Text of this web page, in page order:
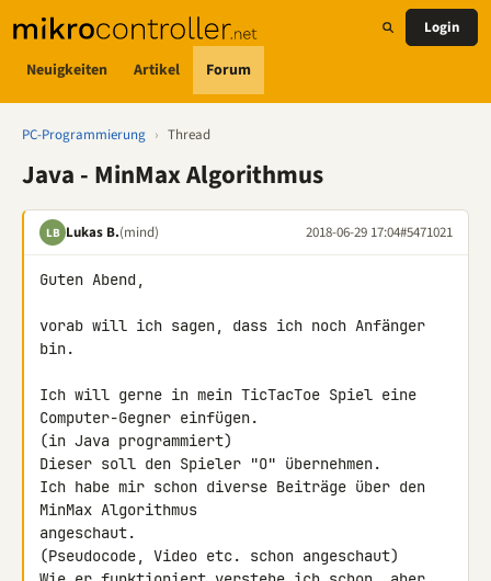
Neuigkeiten Artikel Forum
Login
PC-Programmierung › Thread
Java - MinMax Algorithmus
LB Lukas B.(mind) 2018-06-29 17:04#5471021
Guten Abend,
vorab will ich sagen, dass ich noch Anfänger
bin.
Ich will gerne in mein TicTacToe Spiel eine
Computer-Gegner einfügen.
(in Java programmiert)
Dieser soll den Spieler "O" übernehmen.
Ich habe mir schon diverse Beiträge über den
MinMax Algorithmus
angeschaut.
(Pseudocode, Video etc. schon angeschaut)